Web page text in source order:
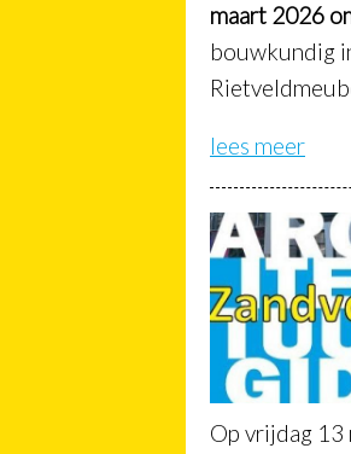
maart 2026
bouwkundig
lees meer
Op vrijdag 13